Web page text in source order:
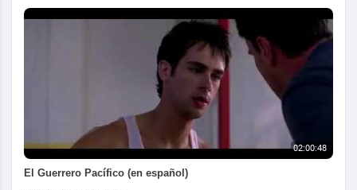
02:00:48
El Guerrero Pacífico (en español)